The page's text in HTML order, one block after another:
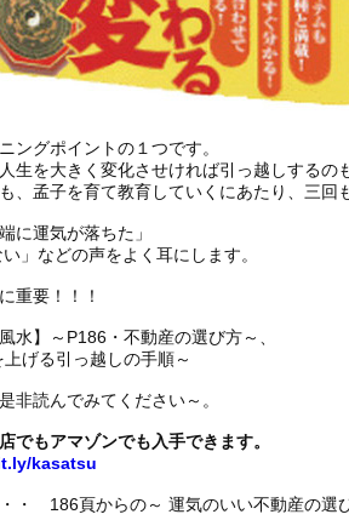
ングポイントの１つです。
生を大きく変化させければ引っ越しするの
、孟子を育て教育していくにあたり、三回
に運気が落ちた」
い」などの声をよく耳にします。
重要！！！
水】～P186・不動産の選び方～、
げる引っ越しの手順～
非読んでみてください～。
でもアマゾンでも入手できます。
kasatsu
・ 186頁からの～ 運気のいい不動産の選